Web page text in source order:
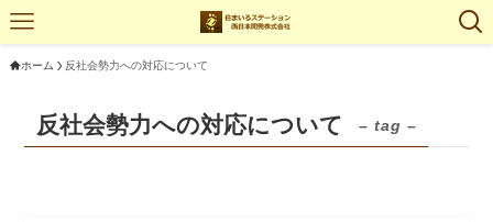
ホーム 反社会勢力への対応について
反社会勢力への対応について – tag –